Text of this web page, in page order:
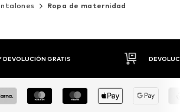
Ropa de maternidad
HASTA 30 DÍAS